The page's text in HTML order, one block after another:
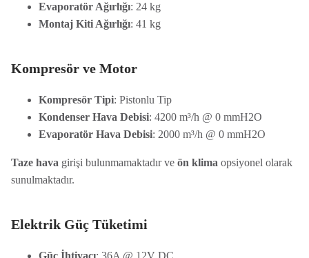
Evaporatör Ağırlığı: 24 kg
Montaj Kiti Ağırlığı: 41 kg
Kompresör ve Motor
Kompresör Tipi: Pistonlu Tip
Kondenser Hava Debisi: 4200 m³/h @ 0 mmH2O
Evaporatör Hava Debisi: 2000 m³/h @ 0 mmH2O
Taze hava girişi bulunmamaktadır ve ön klima opsiyonel olarak
sunulmaktadır.
Elektrik Güç Tüketimi
Güç İhtiyacı: 36A @ 12V DC